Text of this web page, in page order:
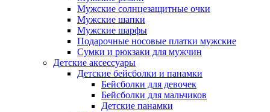
Мужские солнцезащитные очки
Мужские шапки
Мужские шарфы
Подарочные носовые платки мужские
Сумки и рюкзаки для мужчин
Детские аксессуары
Детские бейсболки и панамки
Бейсболки для девочек
Бейсболки для мальчиков
Детские панамки